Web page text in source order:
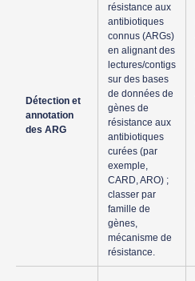
Détection et
annotation
des ARG
résistance aux
antibiotiques
connus (ARGs)
en alignant des
lectures/contigs
sur des bases
de données de
gènes de
résistance aux
antibiotiques
curées (par
exemple,
CARD, ARO) ;
classer par
famille de
gènes,
mécanisme de
résistance.